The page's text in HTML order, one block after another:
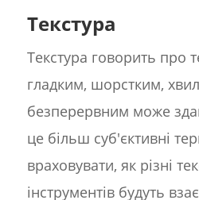
Текстура
Текстура говорить про
гладким, шорстким,
безперервним може
це більш суб'єктивні
враховувати, як різні
інструментів будуть